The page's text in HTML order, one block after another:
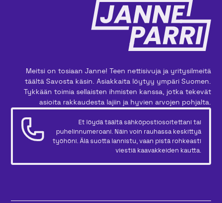
Meitsi on tosiaan Janne! Teen nettisivuja ja yritysilmeitä
täältä Savosta käsin. Asiakkaita löytyy ympäri Suomen.
Tykkään toimia sellaisten ihmisten kanssa, jotka tekevät
asioita rakkaudesta lajiin ja hyvien arvojen pohjalta.
Et löydä täältä sähköpostiosoitettani tai
puhelinnumeroani. Näin voin rauhassa keskittyä
työhöni. Älä suotta lannistu, vaan pistä rohkeasti
viestiä kaavakkeiden kautta.